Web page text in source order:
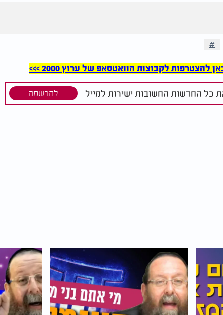
לקבוצות הוואטסאפ של ערוץ 2000 >>>
כל החדשות החשובות ישירות למייל להרשמה